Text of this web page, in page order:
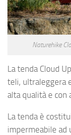
Naturehike
La tenda Cloud
teli, ultraleggera
alta qualità e con
La tenda è
impermeabile ad